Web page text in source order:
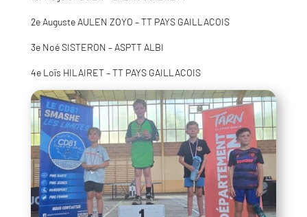
2e Auguste AULEN ZOYO – TT PAYS GAILLACOIS
3e Noé SISTERON – ASPTT ALBI
4e Loïs HILAIRET – TT PAYS GAILLACOIS